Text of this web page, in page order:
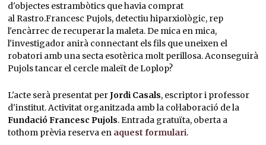
d'objectes estrambòtics que havia comprat
al Rastro.Francesc Pujols, detectiu hiparxiològic, rep
l'encàrrec de recuperar la maleta. De mica en mica,
l'investigador anirà connectant els fils que uneixen el
robatori amb una secta esotèrica molt perillosa. Aconseguirà
Pujols tancar el cercle maleït de Loplop?
L'acte serà presentat perJordi Casals, escriptor i professor
d'institut. Activitat organitzada amb la col·laboració de la
Fundació Francesc Pujols. Entrada gratuïta, oberta a
tothom prèvia reserva en aquest formulari.